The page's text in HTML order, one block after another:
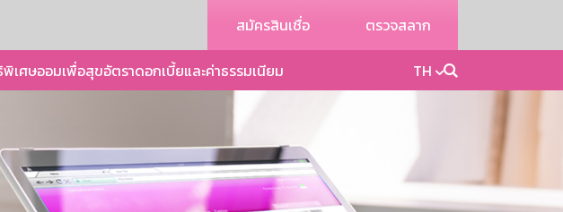
สมัครสินเชื่อ ตรวจสลาก
พิเศษออมเพื่อสุขอัตราดอกเบี้ยและค่าธรรมเนียม TH